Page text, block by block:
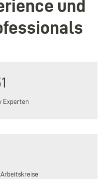
und
Experten